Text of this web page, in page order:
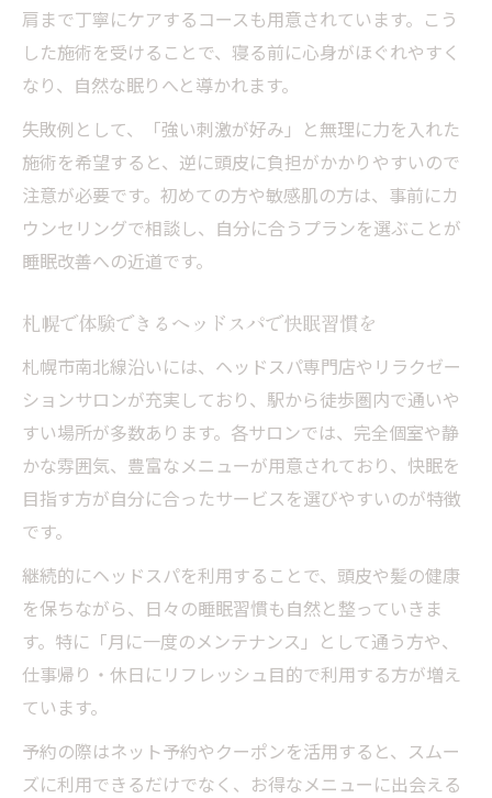
肩まで丁寧にケアするコースも用意されています。こう
した施術を受けることで、寝る前に心身がほぐれやすく
なり、自然な眠りへと導かれます。
失敗例として、「強い刺激が好み」と無理に力を入れた
施術を希望すると、逆に頭皮に負担がかかりやすいので
注意が必要です。初めての方や敏感肌の方は、事前にカ
ウンセリングで相談し、自分に合うプランを選ぶことが
睡眠改善への近道です。
札幌で体験できるヘッドスパで快眠習慣を
札幌市南北線沿いには、ヘッドスパ専門店やリラクゼー
ションサロンが充実しており、駅から徒歩圏内で通いや
すい場所が多数あります。各サロンでは、完全個室や静
かな雰囲気、豊富なメニューが用意されており、快眠を
目指す方が自分に合ったサービスを選びやすいのが特徴
です。
継続的にヘッドスパを利用することで、頭皮や髪の健康
を保ちながら、日々の睡眠習慣も自然と整っていきま
す。特に「月に一度のメンテナンス」として通う方や、
仕事帰り・休日にリフレッシュ目的で利用する方が増え
ています。
予約の際はネット予約やクーポンを活用すると、スムー
ズに利用できるだけでなく、お得なメニューに出会える